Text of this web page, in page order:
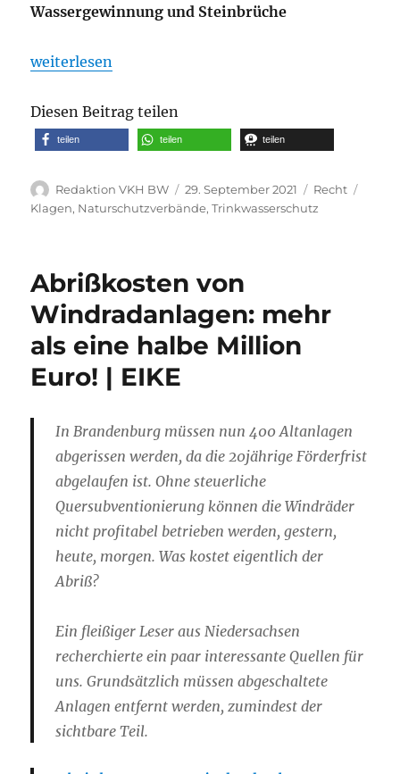
Wassergewinnung und Steinbrüche
„Schutzgemeinschaft Deutscher Wald klagt gegen
weiterlesen
Diesen Beitrag teilen
teilen teilen teilen
Autor
Redaktion VKH BW
Veröffentlicht
am
29. September 2021 Kategorien
Recht
Klagen, Naturschutzverbände,Trinkwasserschutz
Abrißkosten von
Windradanlagen: mehr
als eine halbe Million
Euro! | EIKE
In Brandenburg müssen nun 400 Altanlagen
abgerissen werden, da die 20jährige Förderfrist
abgelaufen ist. Ohne steuerliche
Quersubventionierung können die Windräder
nicht profitabel betrieben werden, gestern,
heute, morgen. Was kostet eigentlich der
Abriß?
Ein fleißiger Leser aus Niedersachsen
recherchierte ein paar interessante Quellen für
uns. Grundsätzlich müssen abgeschaltete
Anlagen entfernt werden, zumindest der
sichtbare Teil.